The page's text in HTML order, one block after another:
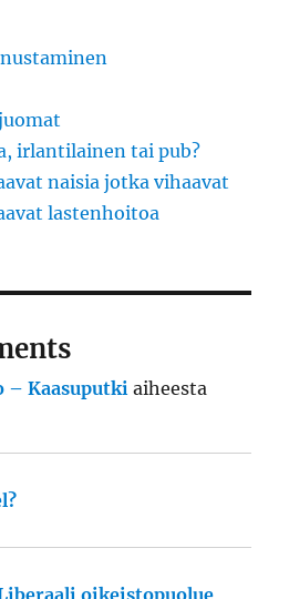
irlantilainen tai pub?
naisia jotka vihaavat
lastenhoitoa
Kaasuputki aiheesta